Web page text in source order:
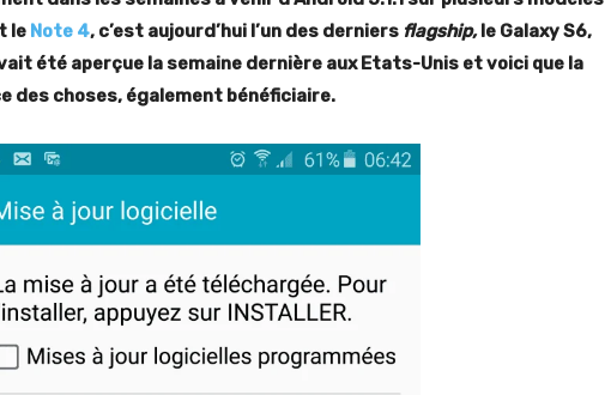
le Note 4, c’est aujourd’hui l’un des derniers flagship,le Galaxy S6,
été aperçue la semaine dernière aux Etats-Unis et voici que la
des choses, également bénéficiaire.